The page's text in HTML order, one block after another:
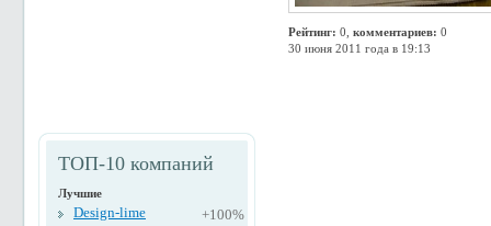
ТОП-10 компаний
Лучшие
Design-lime
+100%
Рейтинг: 0, комментариев: 0
30 июня 2011 года в 19:13